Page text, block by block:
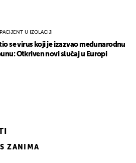
PACIJENT U IZOLACIJI
se virus koji je izazvao međunarodnu
Otkriven novi slučaj u Europi
ZANIMA
NOTIFIKACIJE